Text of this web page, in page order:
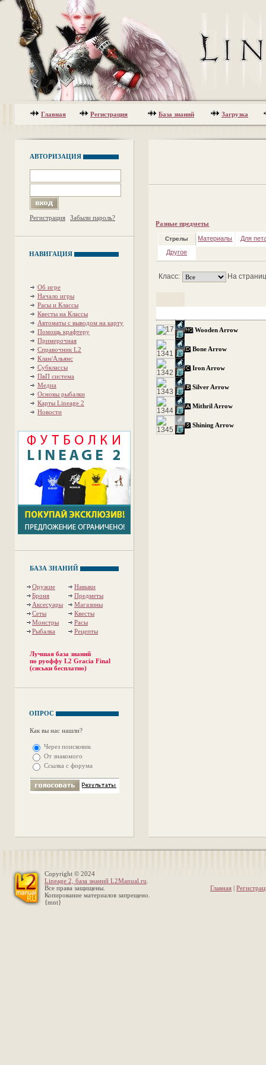
Главная Регистрация База знаний Загрузка
АВТОРИЗАЦИЯ
Регистрация Забыли пароль?
НАВИГАЦИЯ
Об игре
Начало игры
Расы и Классы
Квесты на Классы
Автоматы с выводом на карту
Помощь крафтеру
Примерочная
Справочник L2
Клан/Альянс
Субклассы
ПвП система
Медиа
Основы рыбалки
Карты Lineage 2
Новости
БАЗА ЗНАНИЙ
Оружие
Навыки
Броня
Предметы
Аксесуары
Магазины
Сеты
Квесты
Монстры
Расы
Рыбалка
Рецепты
Лучшая база знаний
по руоффу L2 Gracia Final
(сиськи бесплатно)
ОПРОС
Как вы нас нашли?
Через поисковик
От знакомого
Ссылка с форума
Разные предметы
Стрелы Материалы
Для
Другое
Класс: На
Wooden Arrow
Bone Arrow
Iron Arrow
Silver Arrow
Mithril Arrow
Shining Arrow
Copyright © 2024
Lineage 2, база знаний L2Manual.ru
Все права защищены.
Копирование материалов запрещено.
{mnt}
Главная |